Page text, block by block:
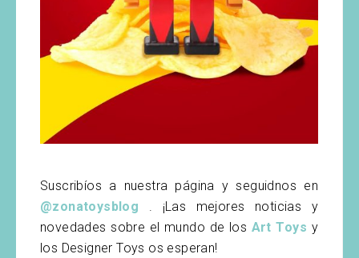
Suscribíos a nuestra página y seguidnos en
@zonatoysblog . ¡Las mejores noticias y
novedades sobre el mundo de los Art Toys y
los Designer Toys os esperan!